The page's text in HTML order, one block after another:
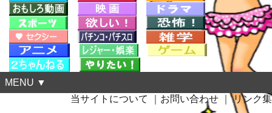
MENU ▼
当サイトについて
お問い合わせ ｜リンク集